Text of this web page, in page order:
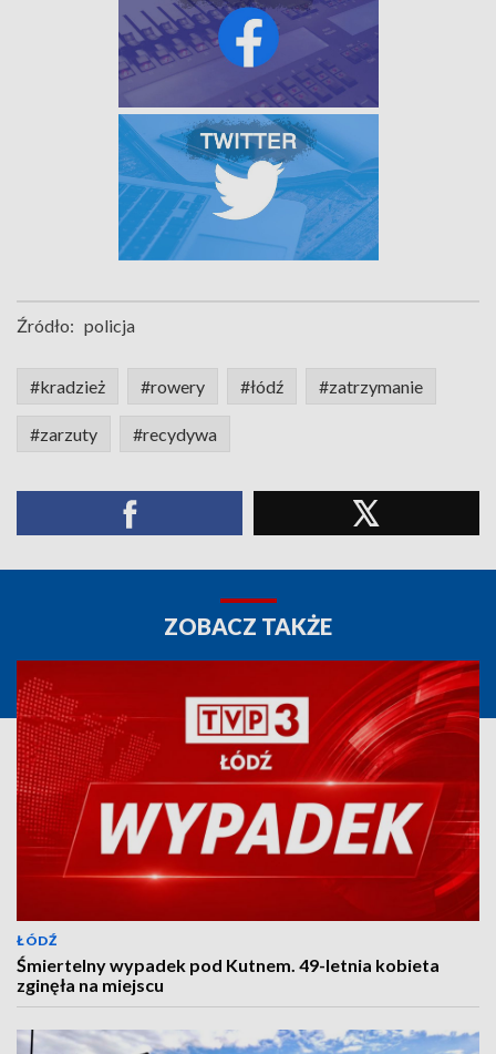
Źródło: policja
#kradzież #rowery #łódź #zatrzymanie
#zarzuty #recydywa
ZOBACZ TAKŻE
ŁÓDŹ
Śmiertelny wypadek pod Kutnem. 49-letnia kobieta
zginęła na miejscu